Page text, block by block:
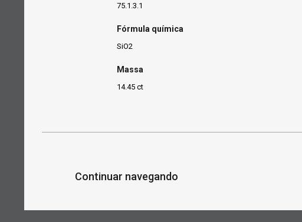
75.1.3.1
Fórmula química
SiO2
Massa
14.45 ct
Continuar navegando